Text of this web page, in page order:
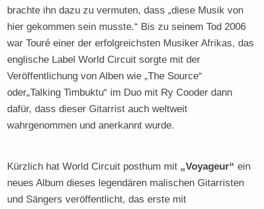
brachte ihn dazu zu vermuten, dass „diese Musik von
hier gekommen sein musste.“ Bis zu seinem Tod 2006
war Touré einer der erfolgreichsten Musiker Afrikas, das
englische Label World Circuit sorgte mit der
Veröffentlichung von Alben wie „The Source“
oder„Talking Timbuktu“ im Duo mit Ry Cooder dann
dafür, dass dieser Gitarrist auch weltweit
wahrgenommen und anerkannt wurde.
Kürzlich hat World Circuit posthum mit „Voyageur“ ein
neues Album dieses legendären malischen Gitarristen
und Sängers veröffentlicht, das erste mit